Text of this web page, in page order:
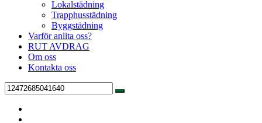
Lokalstädning
Trapphusstädning
Byggstädning
Varför anlita oss?
RUT AVDRAG
Om oss
Kontakta oss